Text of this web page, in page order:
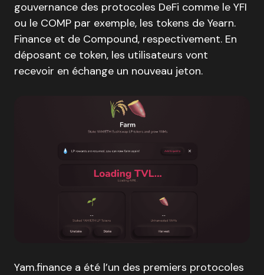
gouvernance des protocoles DeFi comme le YFI
ou le COMP par exemple, les tokens de Yearn.
Finance et de Compound, respectivement. En
déposant ce token, les utilisateurs vont
recevoir en échange un nouveau jeton.
Yam.finance a été l’un des premiers protocoles